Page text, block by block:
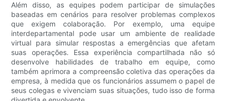
Além disso, as equipes podem participar de simulações
baseadas em cenários para resolver problemas complexos
que exigem colaboração. Por exemplo, uma equipe
interdepartamental pode usar um ambiente de realidade
virtual para simular respostas a emergências que afetam
suas operações. Essa experiência compartilhada não só
desenvolve habilidades de trabalho em equipe, como
também aprimora a compreensão coletiva das operações da
empresa, à medida que os funcionários assumem o papel de
seus colegas e vivenciam suas situações, tudo isso de forma